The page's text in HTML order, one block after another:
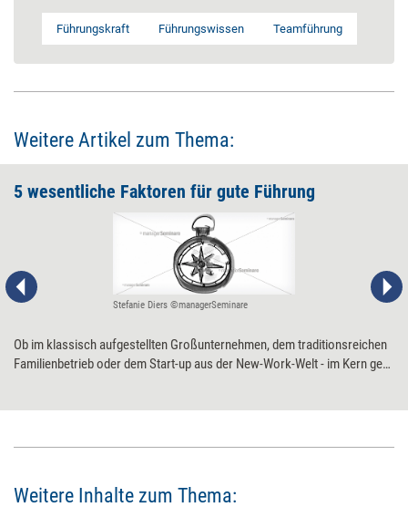
Führungskraft Führungswissen Teamführung
Weitere Artikel zum Thema:
5 wesentliche Faktoren für gute Führung
Stefanie Diers ©managerSeminare
Ob im klassisch aufgestellten Großunternehmen, dem traditionsreichen
Familienbetrieb oder dem Start-up aus der New-Work-Welt - im Kern geht
Weitere Inhalte zum Thema: